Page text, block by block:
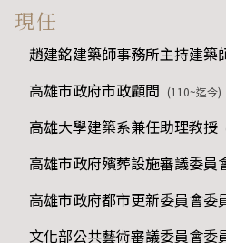
現任
趙建銘建築師事務所主持建築
高雄市政府市政顧問 (110~迄今)
高雄大學建築系兼任助理教授
高雄市政府殯葬設施審議委員
高雄市政府都市更新委員會委
文化部公共藝術審議委員會委